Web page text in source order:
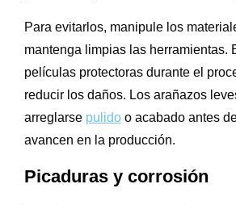
Para evitarlos, manipule los
mantenga limpias las herramientas.
películas protectoras durante el
reducir los daños. Los arañazos
arreglarse pulido o acabado antes
avancen en la producción.
Picaduras y corrosión